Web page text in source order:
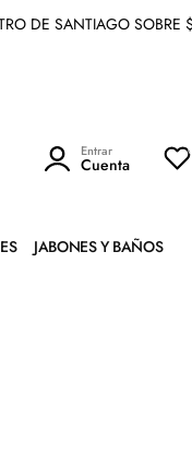
SANTIAGO SOBRE $40.000
Entrar
Cuenta
0
JABONES Y BAÑOS